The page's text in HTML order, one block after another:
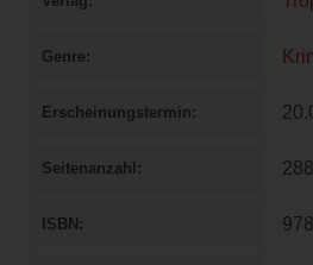
Genre
Erscheinungstermin
Seitenanzahl 288
ISBN